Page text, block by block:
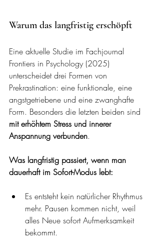
Warum das langfristig erschöpft
Eine aktuelle Studie im Fachjournal
Frontiers in Psychology (2025)
unterscheidet drei Formen von
Prekrastination: eine funktionale, eine
angstgetriebene und eine zwanghafte
Form. Besonders die letzten beiden sind
mit erhöhtem Stress und innerer
Anspannung verbunden.
Was langfristig passiert, wenn man
dauerhaft im Sofort-Modus lebt:
Es entsteht kein natürlicher Rhythmus
mehr. Pausen kommen nicht, weil
alles Neue sofort Aufmerksamkeit
bekommt.